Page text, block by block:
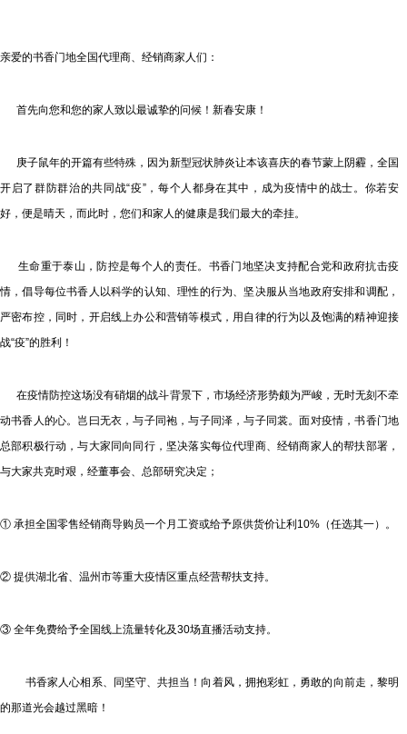
亲爱的书香门地全国代理商、经销商家人们：
首先向您和您的家人致以最诚挚的问候！新春安康！
庚子鼠年的开篇有些特殊，因为新型冠状肺炎让本该喜庆的春节蒙上阴霾，全国
开启了群防群治的共同战“疫”，每个人都身在其中，成为疫情中的战士。你若安
好，便是晴天，而此时，您们和家人的健康是我们最大的牵挂。
生命重于泰山，防控是每个人的责任。书香门地坚决支持配合党和政府抗击疫
情，倡导每位书香人以科学的认知、理性的行为、坚决服从当地政府安排和调配，
严密布控，同时，开启线上办公和营销等模式，用自律的行为以及饱满的精神迎接
战“疫”的胜利！
在疫情防控这场没有硝烟的战斗背景下，市场经济形势颇为严峻，无时无刻不牵
动书香人的心。岂曰无衣，与子同袍，与子同泽，与子同裳。面对疫情，书香门地
总部积极行动，与大家同向同行，坚决落实每位代理商、经销商家人的帮扶部署，
与大家共克时艰，经董事会、总部研究决定；
① 承担全国零售经销商导购员一个月工资或给予原供货价让利10%（任选其一）。
② 提供湖北省、温州市等重大疫情区重点经营帮扶支持。
③ 全年免费给予全国线上流量转化及30场直播活动支持。
书香家人心相系、同坚守、共担当！向着风，拥抱彩虹，勇敢的向前走，黎明
的那道光会越过黑暗！